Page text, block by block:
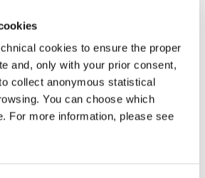
cookies to ensure the proper
and, only with your prior consent,
collect anonymous statistical
You can choose which
For more information, please see
e tacchi a spillo, a partire dalla
e si colorano di bianco e di nero.
o forse solo da calle Desengaño,
e, nel mentre, godendosi la libertà
occhi attenti di chi guarda.
Clara Fedi